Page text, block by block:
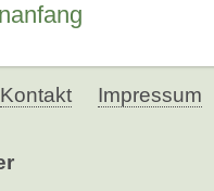
Kontakt Impressum